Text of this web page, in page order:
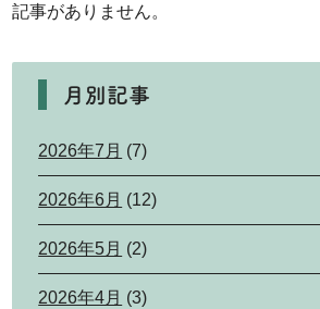
記事がありません。
月別記事
2026年7月 (7)
2026年6月 (12)
2026年5月 (2)
2026年4月 (3)